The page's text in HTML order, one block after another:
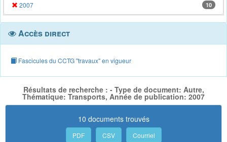
2007 10
Accès direct
Fascicules du CCTG "travaux" en vigueur
Résultats de recherche : - Type de document: Autre,
Thématique: Transports, Année de publication: 2007
10 documents trouvés
PDF CSV Courriel